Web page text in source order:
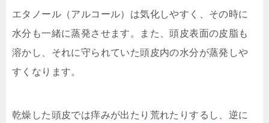
エタノール（アルコール）は気化しやすく、その時に
水分も一緒に蒸発させます。また、頭皮表面の皮脂も
溶かし、それに守られていた頭皮内の水分が蒸発しや
すくなります。
乾燥した頭皮では痒みが出たり荒れたりするし、逆に